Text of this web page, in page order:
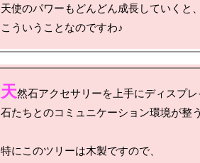
天使のパワーもどんどん成長していくと、
天然石アクセサリーを上手にディスプ
石たちとのコミュニケーション環境が整
特にこのツリーは木製ですので、